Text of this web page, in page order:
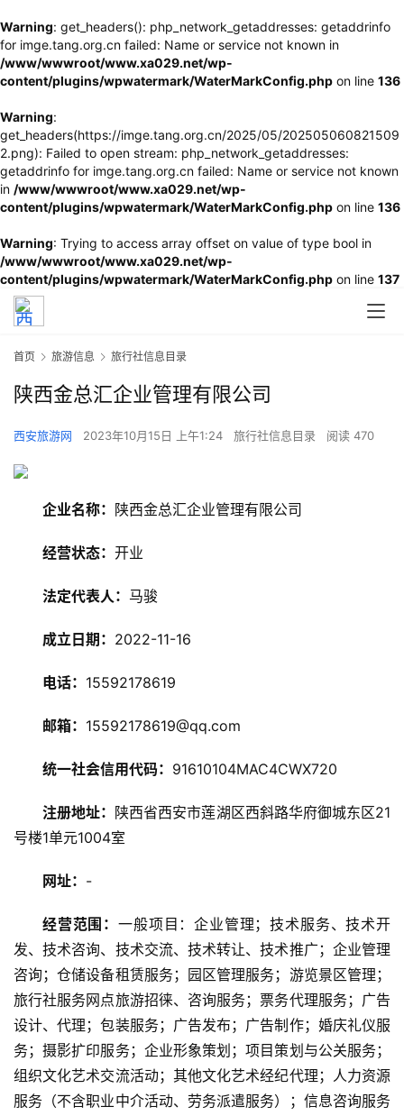
Warning: get_headers(): php_network_getaddresses: getaddrinfo
for imge.tang.org.cn failed: Name or service not known in
/www/wwwroot/www.xa029.net/wp-
content/plugins/wpwatermark/WaterMarkConfig.php on line 136
Warning:
get_headers(https://imge.tang.org.cn/2025/05/202505060821509
2.png): Failed to open stream: php_network_getaddresses:
getaddrinfo for imge.tang.org.cn failed: Name or service not known
in /www/wwwroot/www.xa029.net/wp-
content/plugins/wpwatermark/WaterMarkConfig.php on line 136
Warning: Trying to access array offset on value of type bool in
/www/wwwroot/www.xa029.net/wp-
content/plugins/wpwatermark/WaterMarkConfig.php on line 137
旅
旅
游
攻
略
美
食
特
首页 旅游信息 旅行社信息目录
陕西金总汇企业管理有限公司
西安旅游网 2023年10月15日 上午1:24 旅行社信息目录 阅读 470
企业名称： 陕西金总汇企业管理有限公司
经营状态： 开业
法定代表人： 马骏
成立日期： 2022-11-16
电话： 15592178619
邮箱： 15592178619@qq.com
统一社会信用代码： 91610104MAC4CWX720
注册地址： 陕西省西安市莲湖区西斜路华府御城东区21
号楼1单元1004室
网址： -
经营范围：一般项目：企业管理；技术服务、技术开
发、技术咨询、技术交流、技术转让、技术推广；企业管理
咨询；仓储设备租赁服务；园区管理服务；游览景区管理；
旅行社服务网点旅游招徕、咨询服务；票务代理服务；广告
设计、代理；包装服务；广告发布；广告制作；婚庆礼仪服
务；摄影扩印服务；企业形象策划；项目策划与公关服务；
组织文化艺术交流活动；其他文化艺术经纪代理；人力资源
服务（不含职业中介活动、劳务派遣服务）；信息咨询服务